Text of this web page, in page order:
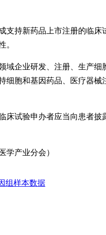
支持新药品上市注册的临
。
企业研发、注册、生产
胞和基因药品、医疗器
试验申办者应当向患者
学产业分会）
组样本数据